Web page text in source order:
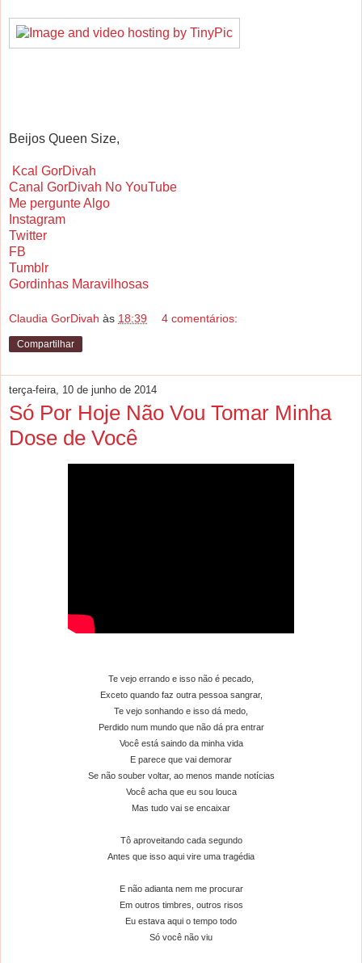
Beijos Queen Size,
Kcal GorDivah
Canal GorDivah No YouTube
Me pergunte Algo
Instagram
Twitter
FB
Tumblr
Gordinhas Maravilhosas
Claudia GorDivah às 18:39 4 comentários:
Compartilhar
terça-feira, 10 de junho de 2014
Só Por Hoje Não Vou Tomar Minha
Dose de Você
Te vejo errando e isso não é pecado,
Exceto quando faz outra pessoa sangrar,
Te vejo sonhando e isso dá medo,
Perdido num mundo que não dá pra entrar
Você está saindo da minha vida
E parece que vai demorar
Se não souber voltar, ao menos mande notícias
Você acha que eu sou louca
Mas tudo vai se encaixar
Tô aproveitando cada segundo
Antes que isso aqui vire uma tragédia
E não adianta nem me procurar
Em outros timbres, outros risos
Eu estava aqui o tempo todo
Só você não viu